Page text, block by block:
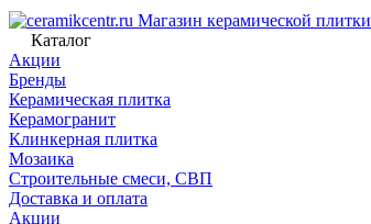
Магазин керамической плитки
Каталог
Акции
Бренды
Керамическая плитка
Керамогранит
Клинкерная плитка
Мозаика
Строительные смеси, СВП
Доставка и оплата
Акции